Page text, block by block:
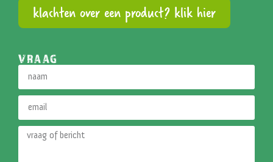
klachten over een product? klik hier
VRAAG